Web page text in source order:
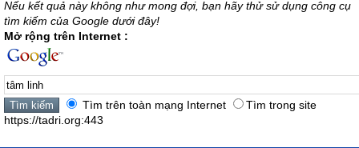
Nếu kết quả này không như mong đợi, bạn hãy thử sử dụng công cụ
tìm kiếm của Google dưới đây!
Mở rộng trên Internet :
Tìm trên toàn mạng Internet
Tìm trong site
https://tadri.org:443